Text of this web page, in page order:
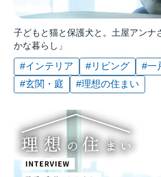
子どもと猫と保護犬と。土屋アンナ
かな暮らし」
#インテリア #リビング #一
#玄関・庭
#理想の住まい